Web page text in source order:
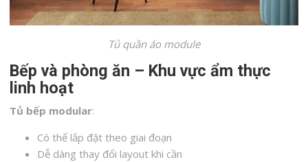
Tủ quần áo module
Bếp và phòng ăn – Khu vực ẩm thực
linh hoạt
Tủ bếp modular:
Có thể lắp đặt theo giai đoạn
Dễ dàng thay đổi layout khi cần